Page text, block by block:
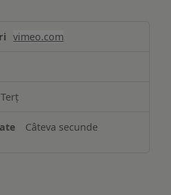
vimeo.com
Terț
Câteva secunde